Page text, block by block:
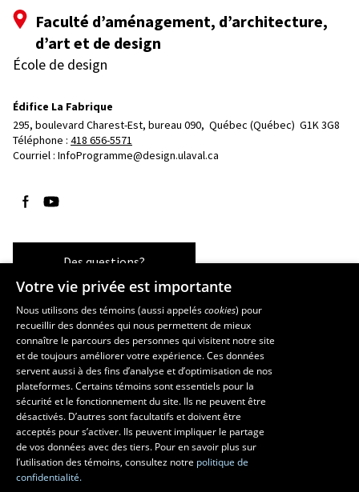
Faculté d’aménagement, d’architecture,
d’art et de design
École de design
Édifice La Fabrique
295, boulevard Charest-Est, bureau 090, Québec (Québec)  G1K 3G8
Téléphone : 418 656-5571
Courriel : InfoProgramme@design.ulaval.ca
Suivez-nous sur Facebook
Suivez-nous sur YouTube
Des questions?
Les écoles et la recherche
École d’architecture
École d’art
École supérieure d’aménagement du territoire et de développement
régional
Centre de recherche en aménagement et développement
Votre vie privée est importante
Nous utilisons des témoins (aussi appeléscookies) pour
recueillir des données qui nous permettent de mieux
connaître le parcours des personnes qui visitent notre site
et de toujours améliorer votre expérience. Ces données
servent aussi à des fins d’analyse et d’optimisation de nos
plateformes. Certains témoins sont essentiels pour la
sécurité et le fonctionnement du site. Ils ne peuvent être
désactivés. D’autres sont facultatifs et doivent être
acceptés pour s’activer. Ils peuvent impliquer le partage
de vos données avec des tiers. Pour en savoir plus sur
l’utilisation des témoins, consultez notre politique de
confidentialité.